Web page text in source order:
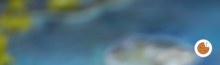
Zarządzaj
preferencjami
cookies